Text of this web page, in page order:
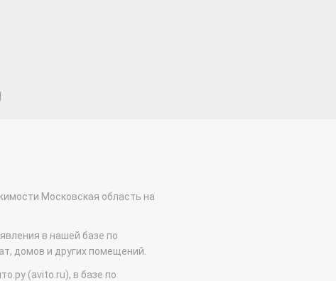
Московская область на
в нашей базе по
домов и других помещений.
(avito.ru), в базе по